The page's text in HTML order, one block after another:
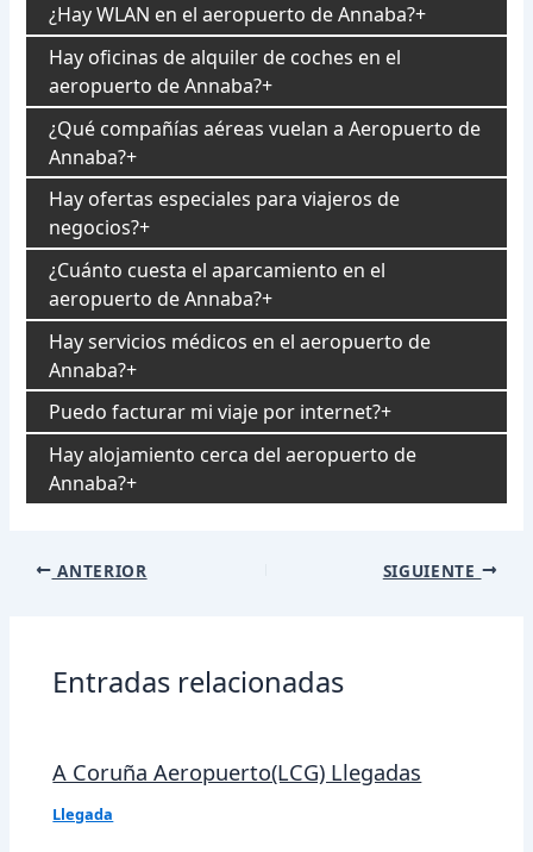
¿Hay WLAN en el aeropuerto de Annaba?
Hay oficinas de alquiler de coches en el
aeropuerto de Annaba?
¿Qué compañías aéreas vuelan a Aeropuerto de
Annaba?
Hay ofertas especiales para viajeros de
negocios?
¿Cuánto cuesta el aparcamiento en el
aeropuerto de Annaba?
Hay servicios médicos en el aeropuerto de
Annaba?
Puedo facturar mi viaje por internet?
Hay alojamiento cerca del aeropuerto de
Annaba?
Navegación
ANTERIOR SIGUIENTE
Entradas relacionadas
A Coruña Aeropuerto(LCG) Llegadas
Llegada